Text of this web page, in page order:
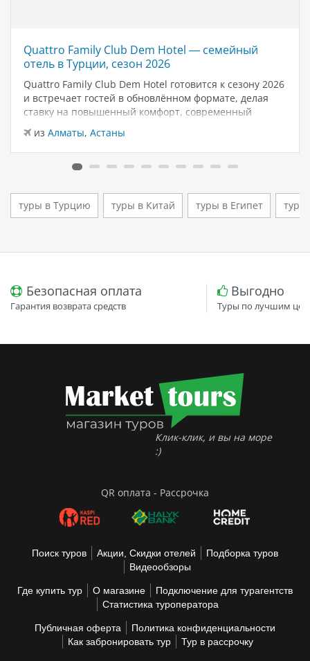
Quattro Family Club Dem Hotel — семейный
отель в Турции, сезон 2026
Quattro Family Club Dem Hotel готовится к сезону 2026
и встречает гостей в обновлённом формате, делая
ставку на повышенный комфорт, современный
дизайн и атмосферу спокойного семейного отдыха у
моря. Отель остаётся популярным выбором для тех,
кто ищет семейный отель в…
из Алматы, Астаны
туры в Турцию туры в Китай туры в Египет
Безопасная оплата
Гарантия возврата средств
Выгодно
Туры по лучшим
Клик-клик, и вы на море
:)
QR оплата - Рассрочка
Поиск туров Акции, Скидки отелей
Подборка туров
Видеообзоры
Где купить тур О магазине
Подключение для турагентств
Статистика туроператора
Публичная оферта
Политика конфиденциальности
Как забронировать тур
Тур в рассрочку